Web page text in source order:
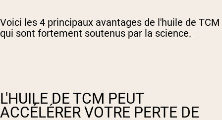
Voici les 4 principaux avantages de l'huile de TCM
qui sont fortement soutenus par la science.
L'HUILE DE TCM PEUT
ACCÉLÉRER VOTRE PERTE DE